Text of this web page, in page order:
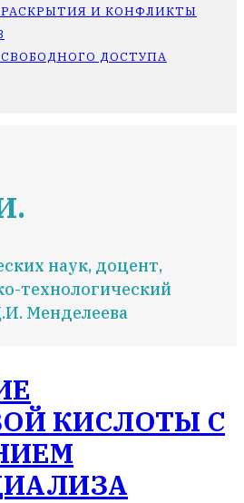
И КОНФЛИКТЫ
ДОСТУПА
наук, доцент,
технологический
Менделеева
КИСЛОТЫ С